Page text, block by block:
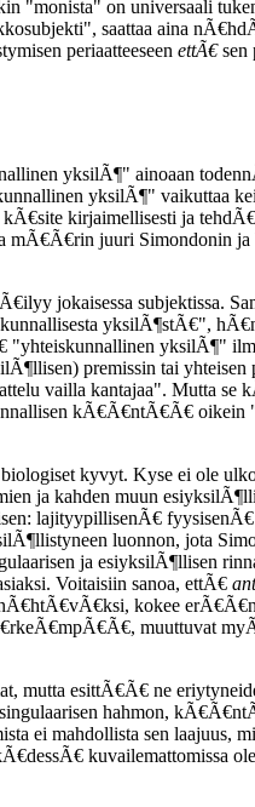
"monista" on universaali
saattaa aina
periaatteeseen ettÃ€sen
yksilÃ¶" ainoaan
yksilÃ¶" vaikuttaa
kirjaimellisesti ja
mÃ€Ã€rin juuri Simondonin
jokaisessa subjektissa.
yksilÃ¶stÃ€",
"yhteiskunnallinen yksilÃ¶"
premissin tai
vailla kantajaa". Mutta
kÃ€Ã€ntÃ€Ã€
kyvyt. Kyse ei ole
ja kahden muun
lajityypillisenÃ€
luonnon, jota
ja esiyksilÃ¶llisen
Voitaisiin sanoa, ettÃ€
kokee
muuttuvat
mutta esittÃ€Ã€ ne
hahmon,
ei mahdollista sen laajuus,
kuvailemattomissa